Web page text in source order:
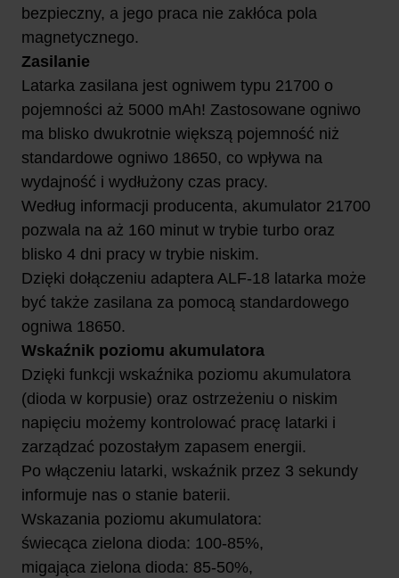
bezpieczny, a jego praca nie zakłóca pola
magnetycznego.
Zasilanie
Latarka zasilana jest ogniwem typu 21700 o
pojemności aż 5000 mAh! Zastosowane ogniwo
ma blisko dwukrotnie większą pojemność niż
standardowe ogniwo 18650, co wpływa na
wydajność i wydłużony czas pracy.
Według informacji producenta, akumulator 21700
pozwala na aż 160 minut w trybie turbo oraz
blisko 4 dni pracy w trybie niskim.
Dzięki dołączeniu adaptera ALF-18 latarka może
być także zasilana za pomocą standardowego
ogniwa 18650.
Wskaźnik poziomu akumulatora
Dzięki funkcji wskaźnika poziomu akumulatora
(dioda w korpusie) oraz ostrzeżeniu o niskim
napięciu możemy kontrolować pracę latarki i
zarządzać pozostałym zapasem energii.
Po włączeniu latarki, wskaźnik przez 3 sekundy
informuje nas o stanie baterii.
Wskazania poziomu akumulatora:
świecąca zielona dioda: 100-85%,
migająca zielona dioda: 85-50%,